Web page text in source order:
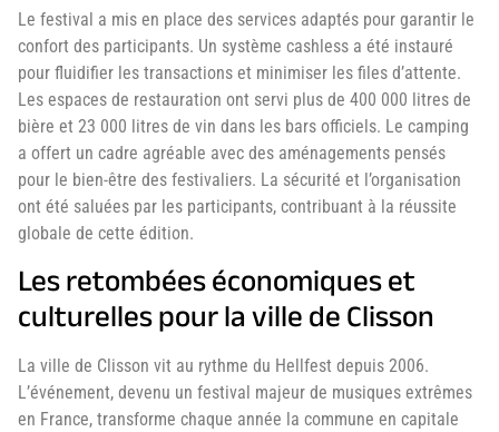
Le festival a mis en place des services adaptés pour garantir le
confort des participants. Un système cashless a été instauré
pour fluidifier les transactions et minimiser les files d’attente.
Les espaces de restauration ont servi plus de 400 000 litres de
bière et 23 000 litres de vin dans les bars officiels. Le camping
a offert un cadre agréable avec des aménagements pensés
pour le bien-être des festivaliers. La sécurité et l’organisation
ont été saluées par les participants, contribuant à la réussite
globale de cette édition.
Les retombées économiques et
culturelles pour la ville de Clisson
La ville de Clisson vit au rythme du Hellfest depuis 2006.
L’événement, devenu un festival majeur de musiques extrêmes
en France, transforme chaque année la commune en capitale